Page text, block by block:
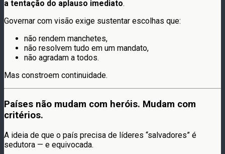
a tentação do aplauso imediato.
Governar com visão exige sustentar escolhas que:
não rendem manchetes,
não resolvem tudo em um mandato,
não agradam a todos.
Mas constroem continuidade.
Países não mudam com heróis. Mudam com
critérios.
A ideia de que o país precisa de líderes “salvadores” é
sedutora — e equivocada.